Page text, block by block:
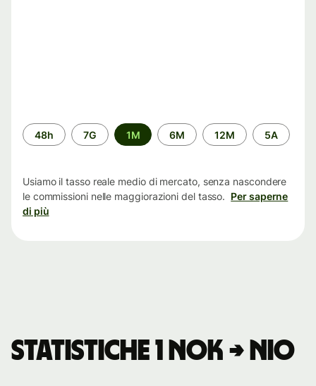
Periodo
di
48h 7G 1M 6M 12M 5A
Usiamo il tasso reale medio di mercato, senza nascondere
le commissioni nelle maggiorazioni del tasso. Per saperne
di più
Statistiche 1 NOK → NIO